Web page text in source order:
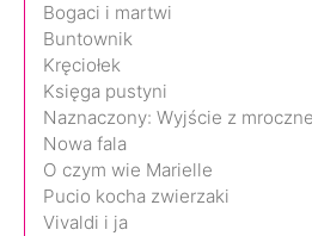
Bogaci i martwi
Buntownik
Kręciołek
Księga pustyni
Naznaczony: Wyjście z
Nowa fala
O czym wie Marielle
Pucio kocha zwierzaki
Vivaldi i ja